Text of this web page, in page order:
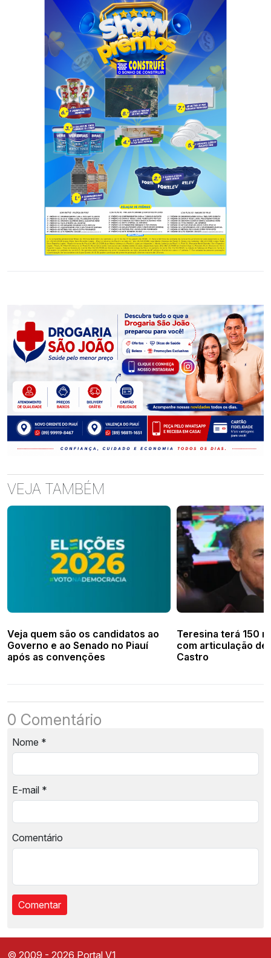
VEJA TAMBÉM
Veja quem são os candidatos ao
Governo e ao Senado no Piauí
após as convenções
Teresina terá 150
com articulação de
Castro
0 Comentário
Nome *
E-mail *
Comentário
© 2009 - 2026 Portal V1